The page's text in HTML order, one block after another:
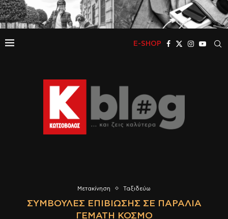
E-SHOP
Μετακίνηση Ταξιδεύω
ΣΥΜΒΟΥΛΈΣ ΕΠΙΒΊΩΣΗΣ ΣΕ ΠΑΡΑΛΊΑ
ΓΕΜΆΤΗ ΚΌΣΜΟ